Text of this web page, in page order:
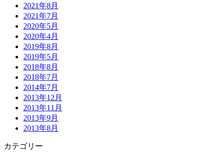
2021年8月
2021年7月
2020年5月
2020年4月
2019年8月
2019年5月
2018年8月
2018年7月
2014年7月
2013年12月
2013年11月
2013年9月
2013年8月
カテゴリー